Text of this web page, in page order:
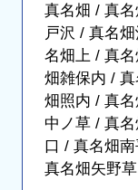
真名畑 / 真
戸沢 / 真名
名畑上 / 真
畑雑保内 /
畑照内 / 真
中ノ草 / 真
口 / 真名畑
真名畑矢野草